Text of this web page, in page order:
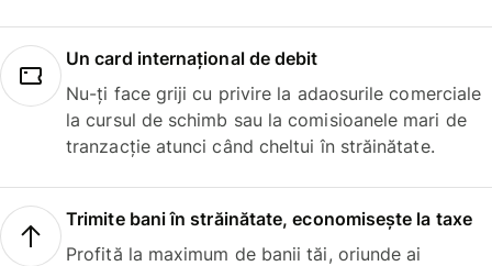
Un card internațional de debit
Nu-ți face griji cu privire la adaosurile comerciale
la cursul de schimb sau la comisioanele mari de
tranzacție atunci când cheltui în străinătate.
Trimite bani în străinătate, economisește la taxe
Profită la maximum de banii tăi, oriunde ai